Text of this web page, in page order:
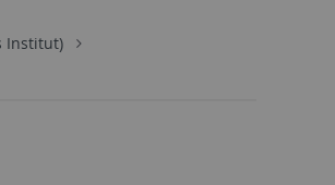
Institut)